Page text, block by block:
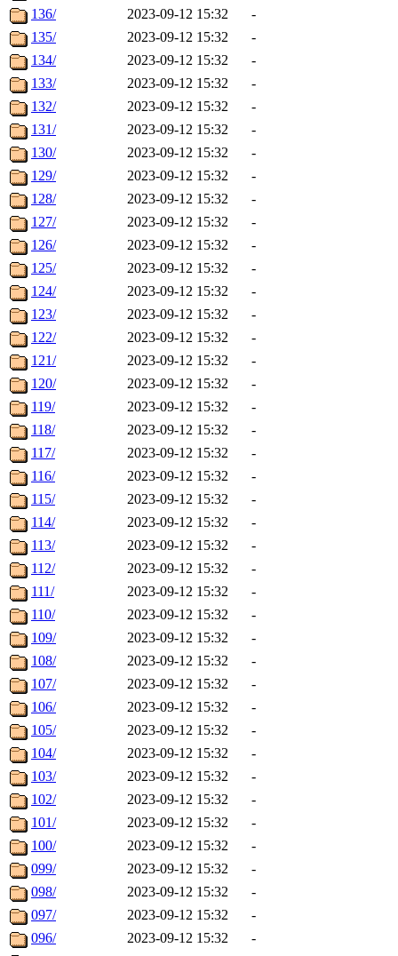
136/
2023-09-12 15:32
-
135/
2023-09-12 15:32
-
134/
2023-09-12 15:32
-
133/
2023-09-12 15:32
-
132/
2023-09-12 15:32
-
131/
2023-09-12 15:32
-
130/
2023-09-12 15:32
-
129/
2023-09-12 15:32
-
128/
2023-09-12 15:32
-
127/
2023-09-12 15:32
-
126/
2023-09-12 15:32
-
125/
2023-09-12 15:32
-
124/
2023-09-12 15:32
-
123/
2023-09-12 15:32
-
122/
2023-09-12 15:32
-
121/
2023-09-12 15:32
-
120/
2023-09-12 15:32
-
119/
2023-09-12 15:32
-
118/
2023-09-12 15:32
-
117/
2023-09-12 15:32
-
116/
2023-09-12 15:32
-
115/
2023-09-12 15:32
-
114/
2023-09-12 15:32
-
113/
2023-09-12 15:32
-
112/
2023-09-12 15:32
-
111/
2023-09-12 15:32
-
110/
2023-09-12 15:32
-
109/
2023-09-12 15:32
-
108/
2023-09-12 15:32
-
107/
2023-09-12 15:32
-
106/
2023-09-12 15:32
-
105/
2023-09-12 15:32
-
104/
2023-09-12 15:32
-
103/
2023-09-12 15:32
-
102/
2023-09-12 15:32
-
101/
2023-09-12 15:32
-
100/
2023-09-12 15:32
-
099/
2023-09-12 15:32
-
098/
2023-09-12 15:32
-
097/
2023-09-12 15:32
-
096/
2023-09-12 15:32
-